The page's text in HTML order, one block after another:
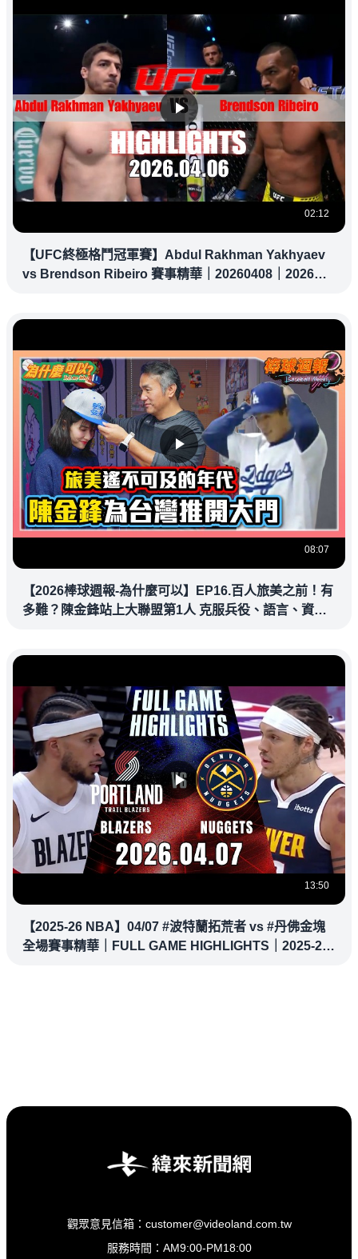
02:12
【UFC終極格鬥冠軍賽】Abdul Rakhman Yakhyaev
vs Brendson Ribeiro 賽事精華｜20260408｜2026
08:07
【2026棒球週報-為什麼可以】EP16.百人旅美之前！有
多難？陳金鋒站上大聯盟第1人 克服兵役、語言、資訊
13:50
【2025-26 NBA】04/07 #波特蘭拓荒者 vs #丹佛金塊
全場賽事精華｜FULL GAME HIGHLIGHTS｜2025-26
觀眾意見信箱：customer@videoland.com.tw
服務時間：AM9:00-PM18:00